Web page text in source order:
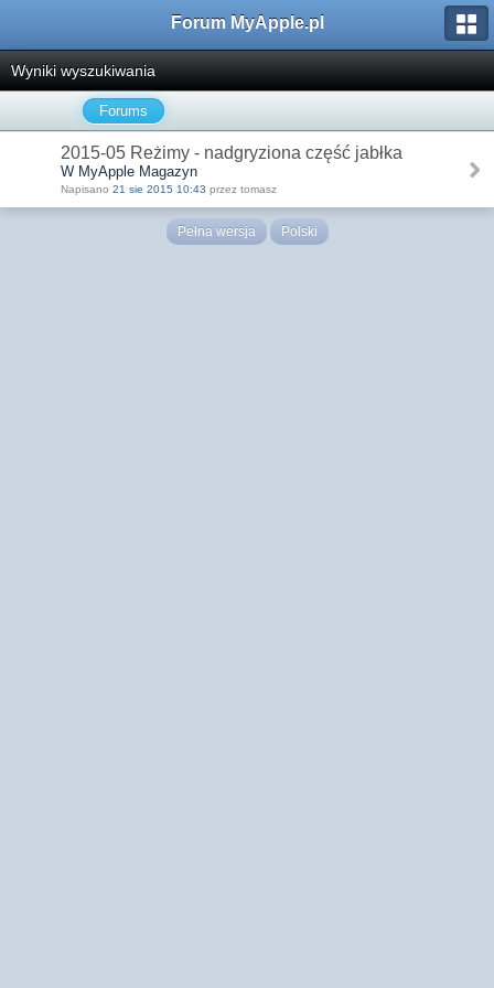
Forum MyApple.pl
Wyniki wyszukiwania
Forums
2015-05 Reżimy - nadgryziona część jabłka
W MyApple Magazyn
Napisano 21 sie 2015 10:43 przez tomasz
Pełna wersja Polski